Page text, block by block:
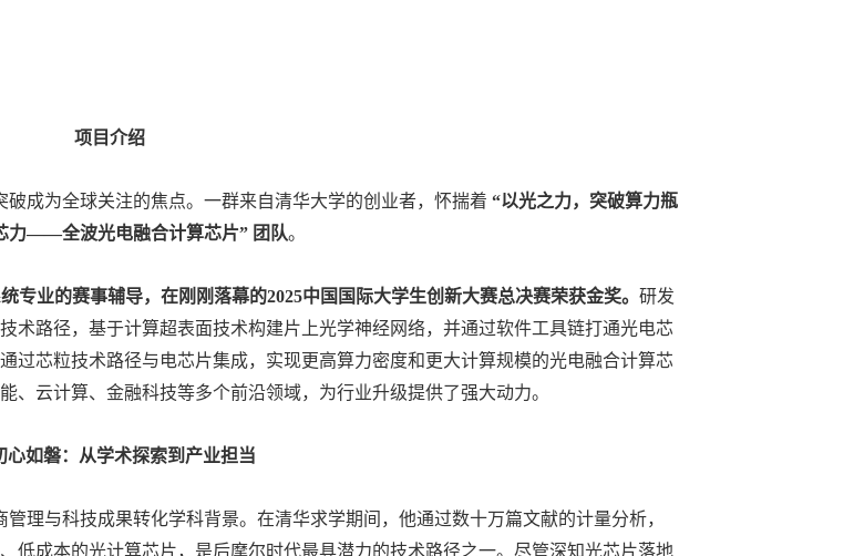
项目介绍
成为全球关注的焦点。一群来自清华大学的创业者，怀揣着 “以光之力，突破算力瓶
力——全波光电融合计算芯片” 团队。
专业的赛事辅导，在刚刚落幕的2025中国国际大学生创新大赛总决赛荣获金奖。 研发
术路径，基于计算超表面技术构建片上光学神经网络，并通过软件工具链打通光电芯
过芯粒技术路径与电芯片集成，实现更高算力密度和更大计算规模的光电融合计算芯
云计算、金融科技等多个前沿领域，为行业升级提供了强大动力。
心如磐：从学术探索到产业担当
与科技成果转化学科背景。在清华求学期间，他通过数十万篇文献的计量分析，
低成本的光计算芯片，是后摩尔时代最具潜力的技术路径之一。尽管深知光芯片落地